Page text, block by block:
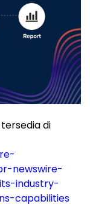
di
newswire-
industry-
capabilities